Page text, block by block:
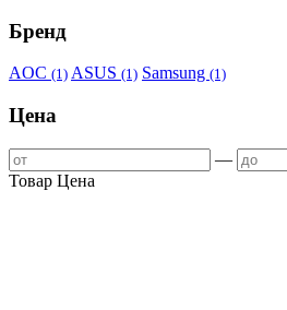
Бренд
AOC (1) ASUS (1) Samsung (1)
Цена
—
Товар Цена